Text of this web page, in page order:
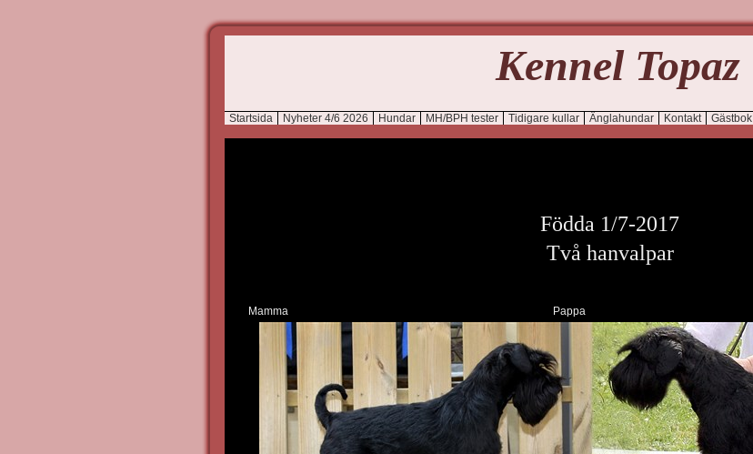
Kennel Topaz
Startsida Nyheter 4/6 2026 Hundar MH/BPH tester Tidigare kullar Änglahundar Kontakt Gästbok
Födda 1/7-2017
Två hanvalpar
Mamma Pappa